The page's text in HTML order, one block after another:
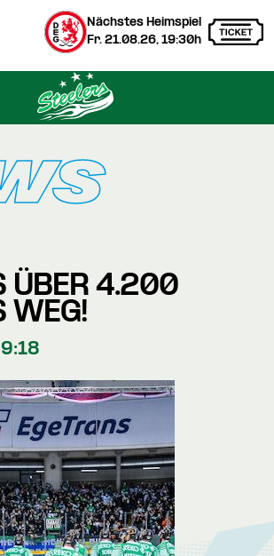
Nächstes Heimspiel
Fr. 21.08.26, 19:30h
ÜBER 4.200
WEG!